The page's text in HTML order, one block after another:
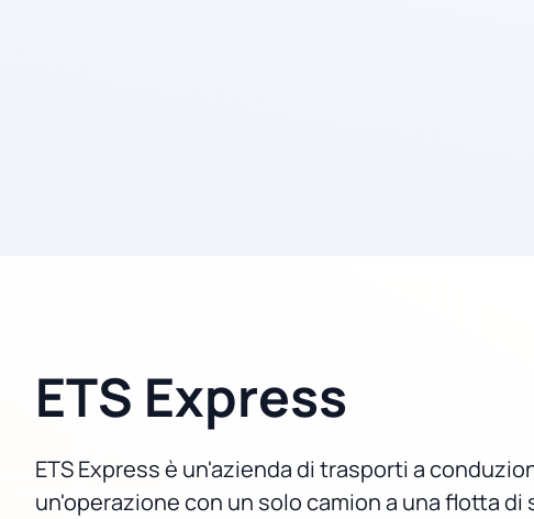
ETS Express
ETS Express è un'azienda di trasporti a
un'operazione con un solo camion a una flotta